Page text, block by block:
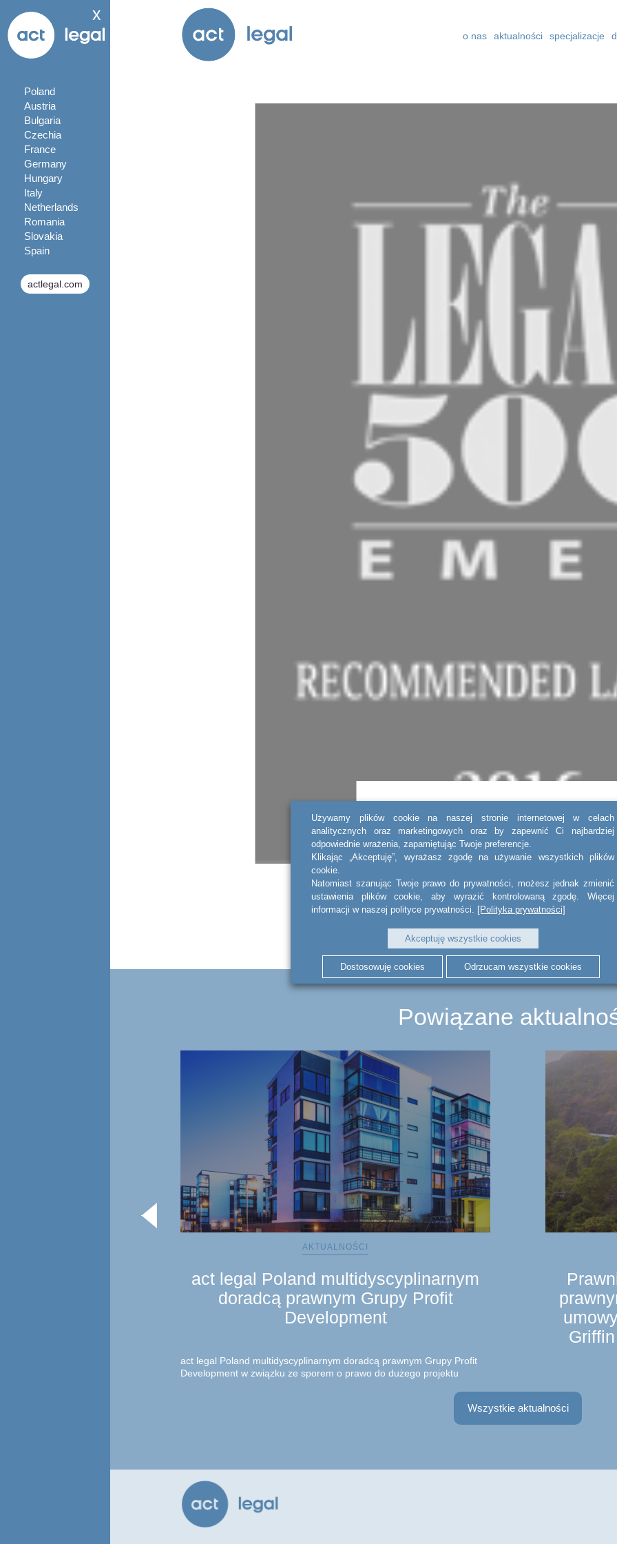
x
Poland
Austria
Bulgaria
Czechia
France
Germany
Hungary
Italy
Netherlands
Romania
Slovakia
Spain
actlegal.com
o nas aktualności specjalizacje
The Legal 500 EMEA
Recommended Lawyer
10.05.2018
Powiązane
AKTUALNOŚCI
act legal Poland multidyscyplinarnym
doradcą prawnym Grupy Profit
Development
act legal Poland multidyscyplinarnym doradcą prawnym Grupy Profit
Development w związku ze sporem o prawo do dużego projektu
której Profit Development za pośrednictwem spółki zależnej zrealizował
Zespół
Partner,
Radca prawny,
Wszystkie aktualności
Używamy plików cookie na naszej stronie internetowej w celach
analitycznych oraz marketingowych oraz by zapewnić Ci najbardziej
odpowiednie wrażenia, zapamiętując Twoje preferencje.
Klikając „Akceptuję”, wyrażasz zgodę na używanie wszystkich plików
cookie.
Natomiast szanując Twoje prawo do prywatności, możesz jednak zmienić
ustawienia plików cookie, aby wyrazić kontrolowaną zgodę. Więcej
informacji w naszej polityce prywatności. [Polityka prywatności]
Akceptuję wszystkie cookies
Dostosowuję cookies Odrzucam wszystkie cookies